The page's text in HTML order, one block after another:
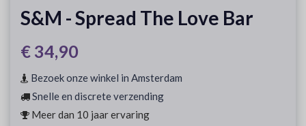
S&M - Spread The Love Bar
€ 34,90
Bezoek onze winkel in Amsterdam
Snelle en discrete verzending
Meer dan 10 jaar ervaring